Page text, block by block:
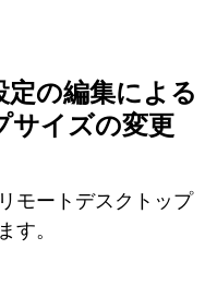
の編集による
サイズの変更
モートデスクトップ
す。